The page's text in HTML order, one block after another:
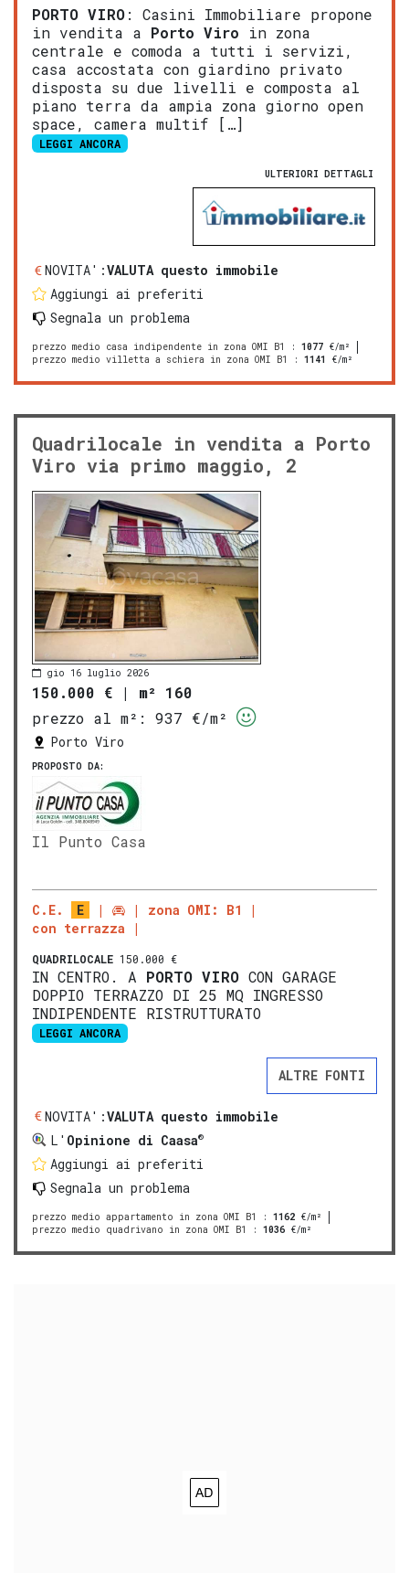
PORTO VIRO: Casini Immobiliare propone
in vendita a Porto Viro in zona
centrale e comoda a tutti i servizi,
casa accostata con giardino privato
disposta su due livelli e composta al
piano terra da ampia zona giorno open
space, camera multif […]
LEGGI ANCORA
ULTERIORI DETTAGLI
NOVITA':VALUTA questo immobile
Aggiungi ai preferiti
Segnala un problema
prezzo medio casa indipendente in zona OMI B1 : 1077 €/m²
prezzo medio villetta a schiera in zona OMI B1
: 1141 €/m²
Quadrilocale in vendita a Porto
Viro via primo maggio, 2
gio 16 luglio 2026
150.000 € | m² 160
prezzo al m²:
937 €/m²
Porto Viro
PROPOSTO DA:
Il Punto Casa
C.E. E
zona OMI: B1
con terrazza
QUADRILOCALE 150.000 €
IN CENTRO. A PORTO VIRO CON GARAGE
DOPPIO TERRAZZO DI 25 MQ INGRESSO
INDIPENDENTE RISTRUTTURATO
LEGGI ANCORA
ALTRE FONTI
NOVITA':VALUTA questo immobile
L' Opinione di Caasa®
Aggiungi ai preferiti
Segnala un problema
prezzo medio appartamento in zona OMI B1 : 1162 €/m²
prezzo medio quadrivano in zona OMI B1
: 1036 €/m²